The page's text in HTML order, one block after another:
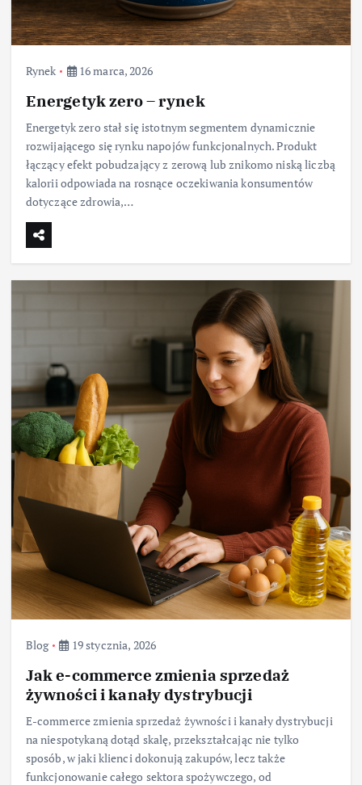
Rynek 16 marca, 2026
Energetyk zero – rynek
Energetyk zero stał się istotnym segmentem dynamicznie
rozwijającego się rynku napojów funkcjonalnych. Produkt
łączący efekt pobudzający z zerową lub znikomo niską liczbą
kalorii odpowiada na rosnące oczekiwania konsumentów
dotyczące zdrowia,…
Blog 19 stycznia, 2026
Jak e-commerce zmienia sprzedaż
żywności i kanały dystrybucji
E-commerce zmienia sprzedaż żywności i kanały dystrybucji
na niespotykaną dotąd skalę, przekształcając nie tylko
sposób, w jaki klienci dokonują zakupów, lecz także
funkcjonowanie całego sektora spożywczego, od